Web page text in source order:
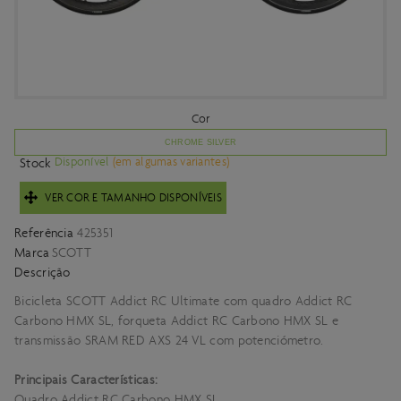
Cor
CHROME SILVER
Stock Disponível (em algumas variantes)
VER COR E TAMANHO DISPONÍVEIS
Referência 425351
Marca SCOTT
Descrição
Bicicleta SCOTT Addict RC Ultimate com quadro Addict RC
Carbono HMX SL, forqueta Addict RC Carbono HMX SL e
transmissão SRAM RED AXS 24 VL com potenciómetro.
Principais Características: